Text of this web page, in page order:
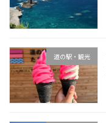
道の駅・観光